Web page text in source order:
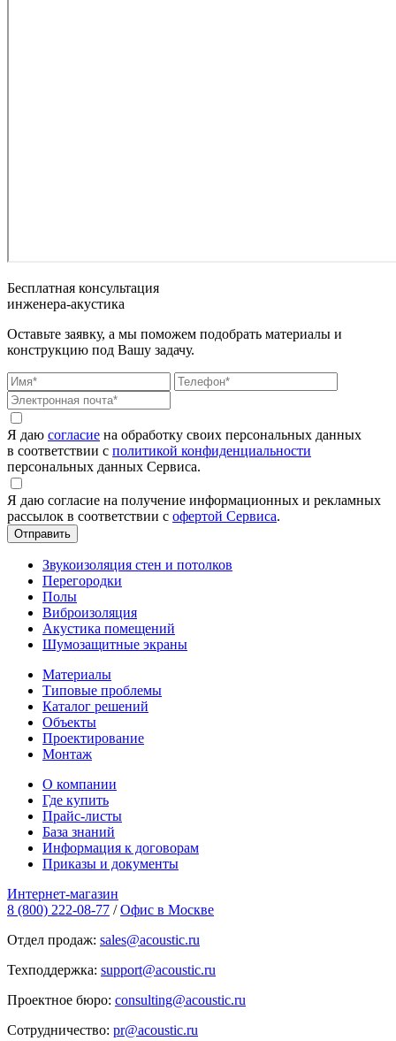
Бесплатная консультация
инженера-акустика
Оставьте заявку, а мы поможем подобрать материалы и
конструкцию под Вашу задачу.
Я даю согласие на обработку своих персональных данных
в соответствии с политикой конфиденциальности
персональных данных Сервиса.
Я даю согласие на получение информационных и рекламных
рассылок в соответствии с офертой Сервиса.
Звукоизоляция стен и потолков
Перегородки
Полы
Виброизоляция
Акустика помещений
Шумозащитные экраны
Материалы
Типовые проблемы
Каталог решений
Объекты
Проектирование
Монтаж
О компании
Где купить
Прайс-листы
База знаний
Информация к договорам
Приказы и документы
Интернет-магазин
8 (800) 222-08-77 / Офис в Москве
Отдел продаж: sales@acoustic.ru
Техподдержка: support@acoustic.ru
Проектное бюро: consulting@acoustic.ru
Сотрудничество: pr@acoustic.ru